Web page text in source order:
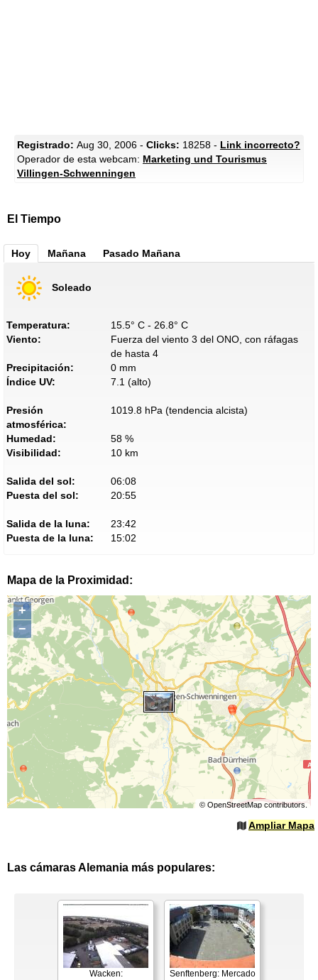
Registrado: Aug 30, 2006 - Clicks: 18258 - Link incorrecto?
Operador de esta webcam: Marketing und Tourismus
Villingen-Schwenningen
El Tiempo
Hoy Mañana Pasado Mañana
Soleado
Temperatura:
15.5° C - 26.8° C
Viento:
Fuerza del viento 3 del ONO, con ráfagas
de hasta 4
Precipitación:
0 mm
Índice UV:
7.1 (alto)
Presión
atmosférica:
1019.8 hPa (tendencia alcista)
Humedad:
58 %
Visibilidad:
10 km
Salida del sol:
06:08
Puesta del sol:
20:55
Salida de la luna:
23:42
Puesta de la luna:
15:02
Mapa de la Proximidad:
+
−
© OpenStreetMapcontributors.
Ampliar Mapa
Las cámaras Alemania más populares:
Wacken:
Senftenberg: Mercado